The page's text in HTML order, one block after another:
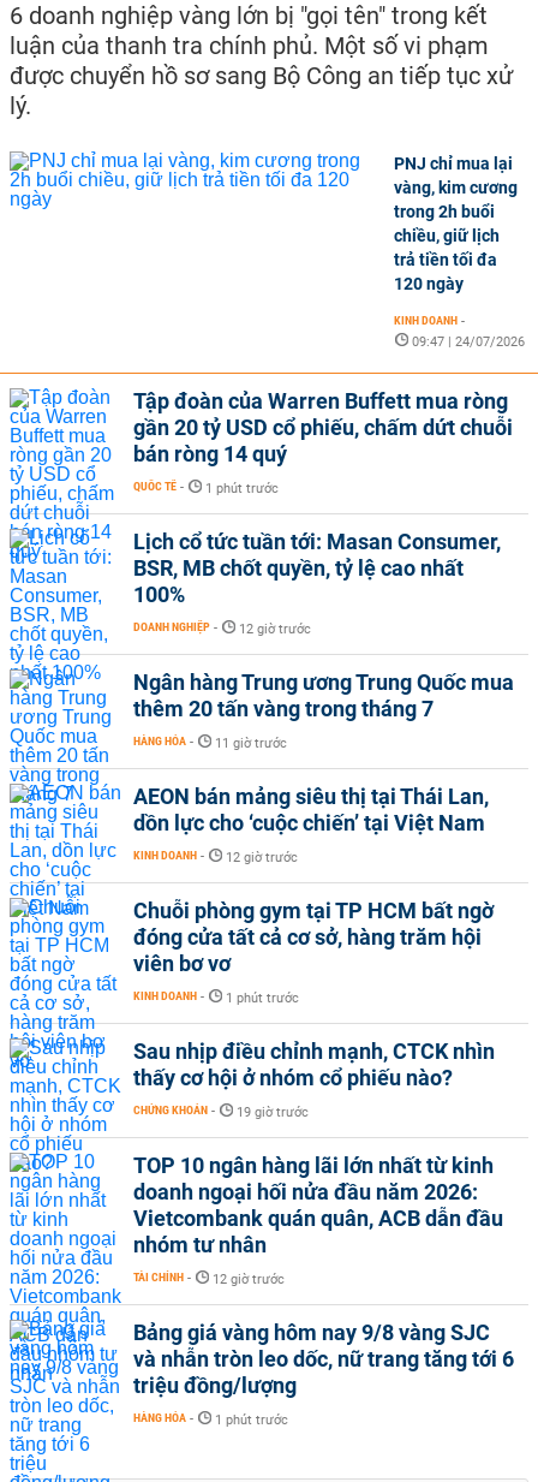
6 doanh nghiệp vàng lớn bị "gọi tên" trong kết
luận của thanh tra chính phủ. Một số vi phạm
được chuyển hồ sơ sang Bộ Công an tiếp tục xử
lý.
PNJ chỉ mua lại
vàng, kim cương
trong 2h buổi
chiều, giữ lịch
trả tiền tối đa
120 ngày
KINH DOANH -
09:47 | 24/07/2026
Tập đoàn của Warren Buffett mua ròng
gần 20 tỷ USD cổ phiếu, chấm dứt chuỗi
bán ròng 14 quý
QUỐC TẾ - 1 phút trước
Lịch cổ tức tuần tới: Masan Consumer,
BSR, MB chốt quyền, tỷ lệ cao nhất
100%
DOANH NGHIỆP - 12 giờ trước
Ngân hàng Trung ương Trung Quốc mua
thêm 20 tấn vàng trong tháng 7
HÀNG HÓA - 11 giờ trước
AEON bán mảng siêu thị tại Thái Lan,
dồn lực cho ‘cuộc chiến’ tại Việt Nam
KINH DOANH - 12 giờ trước
Chuỗi phòng gym tại TP HCM bất ngờ
đóng cửa tất cả cơ sở, hàng trăm hội
viên bơ vơ
KINH DOANH - 1 phút trước
Sau nhịp điều chỉnh mạnh, CTCK nhìn
thấy cơ hội ở nhóm cổ phiếu nào?
CHỨNG KHOÁN - 19 giờ trước
TOP 10 ngân hàng lãi lớn nhất từ kinh
doanh ngoại hối nửa đầu năm 2026:
Vietcombank quán quân, ACB dẫn đầu
nhóm tư nhân
TÀI CHÍNH - 12 giờ trước
Bảng giá vàng hôm nay 9/8 vàng SJC
và nhẫn tròn leo dốc, nữ trang tăng tới 6
triệu đồng/lượng
HÀNG HÓA - 1 phút trước